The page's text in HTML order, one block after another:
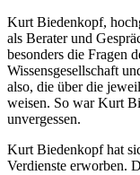
Kurt Biedenkopf,
als Berater und
besonders die Fragen
Wissensgesellschaft
also, die über die
weisen. So war Kurt
unvergessen.
Kurt Biedenkopf hat
Verdienste erworben.